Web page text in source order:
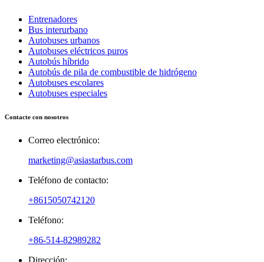
Entrenadores
Bus interurbano
Autobuses urbanos
Autobuses eléctricos puros
Autobús híbrido
Autobús de pila de combustible de hidrógeno
Autobuses escolares
Autobuses especiales
Contacte con nosotros
Correo electrónico:
marketing@asiastarbus.com
Teléfono de contacto:
+8615050742120
Teléfono:
+86-514-82989282
Dirección: